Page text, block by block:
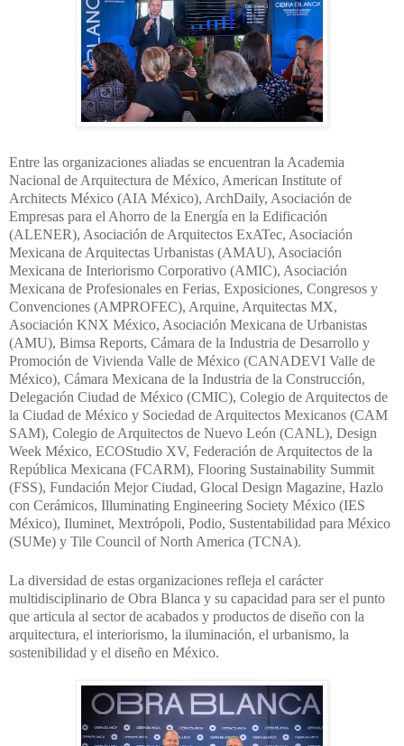
Entre las organizaciones aliadas se encuentran la Academia
Nacional de Arquitectura de México, American Institute of
Architects México (AIA México), ArchDaily, Asociación de
Empresas para el Ahorro de la Energía en la Edificación
(ALENER), Asociación de Arquitectos ExATec, Asociación
Mexicana de Arquitectas Urbanistas (AMAU), Asociación
Mexicana de Interiorismo Corporativo (AMIC), Asociación
Mexicana de Profesionales en Ferias, Exposiciones, Congresos y
Convenciones (AMPROFEC), Arquine, Arquitectas MX,
Asociación KNX México, Asociación Mexicana de Urbanistas
(AMU), Bimsa Reports, Cámara de la Industria de Desarrollo y
Promoción de Vivienda Valle de México (CANADEVI Valle de
México), Cámara Mexicana de la Industria de la Construcción,
Delegación Ciudad de México (CMIC), Colegio de Arquitectos de
la Ciudad de México y Sociedad de Arquitectos Mexicanos (CAM
SAM), Colegio de Arquitectos de Nuevo León (CANL), Design
Week México, ECOStudio XV, Federación de Arquitectos de la
República Mexicana (FCARM), Flooring Sustainability Summit
(FSS), Fundación Mejor Ciudad, Glocal Design Magazine, Hazlo
con Cerámicos, Illuminating Engineering Society México (IES
México), Iluminet, Mextrópoli, Podio, Sustentabilidad para México
(SUMe) y Tile Council of North America (TCNA).
La diversidad de estas organizaciones refleja el carácter
multidisciplinario de Obra Blanca y su capacidad para ser el punto
que articula al sector de acabados y productos de diseño con la
arquitectura, el interiorismo, la iluminación, el urbanismo, la
sostenibilidad y el diseño en México.